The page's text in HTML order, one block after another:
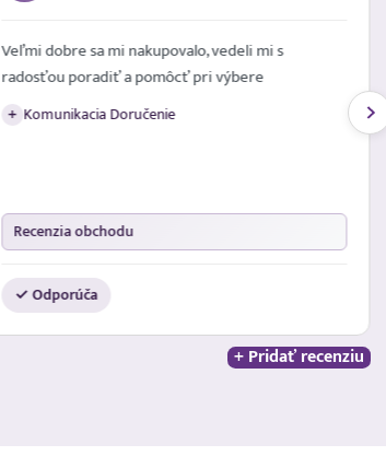
Veľmi dobre sa mi nakupovalo, vedeli mi s
radosťou poradiť a pomôcť pri výbere
+ Komunikacia Doručenie
Recenzia obchodu
✓ Odporúča
+ Pridať recenziu